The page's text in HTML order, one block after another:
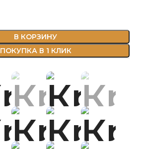
В КОРЗИНУ
ПОКУПКА В 1 КЛИК